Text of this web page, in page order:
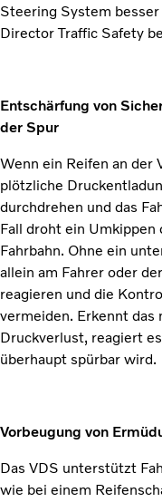
Steering System
Director Traffic Safety
Entschärfung von
der Spur
Wenn ein Reifen an der
plötzliche
durchdrehen und das
Fall droht ein Umkippen
Fahrbahn. Ohne ein
allein am Fahrer oder
reagieren und die
vermeiden. Erkennt das
Druckverlust, reagiert
überhaupt spürbar wird.
Vorbeugung von
Das VDS unterstützt
wie bei einem